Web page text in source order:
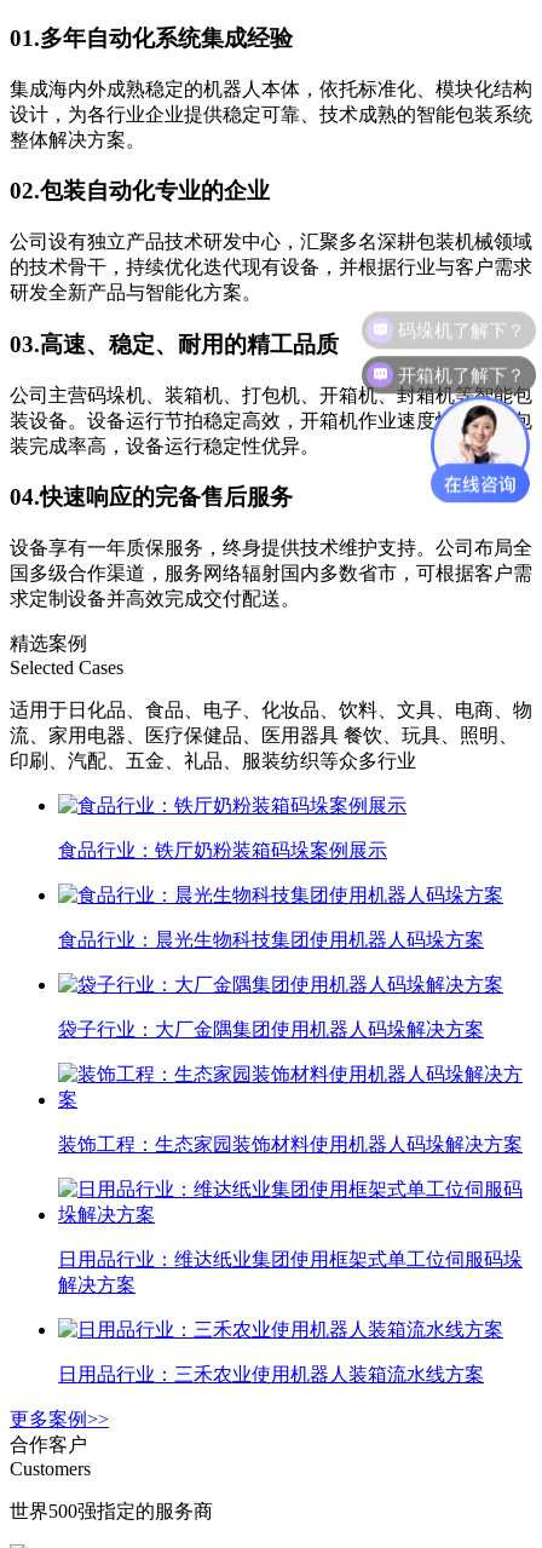
01.多年自动化系统集成经验
集成海内外成熟稳定的机器人本体，依托标准化、模块化结构
设计，为各行业企业提供稳定可靠、技术成熟的智能包装系统
整体解决方案。
02.包装自动化专业的企业
公司设有独立产品技术研发中心，汇聚多名深耕包装机械领域
的技术骨干，持续优化迭代现有设备，并根据行业与客户需求
研发全新产品与智能化方案。
03.高速、稳定、耐用的精工品质
公司主营码垛机、装箱机、打包机、开箱机、封箱机等智能包
装设备。设备运行节拍稳定高效，开箱机作业速度快、成品包
装完成率高，设备运行稳定性优异。
04.快速响应的完备售后服务
设备享有一年质保服务，终身提供技术维护支持。公司布局全
国多级合作渠道，服务网络辐射国内多数省市，可根据客户需
求定制设备并高效完成交付配送。
精选案例
Selected Cases
适用于日化品、食品、电子、化妆品、饮料、文具、电商、物
流、家用电器、医疗保健品、医用器具 餐饮、玩具、照明、
印刷、汽配、五金、礼品、服装纺织等众多行业
食品行业：铁厅奶粉装箱码垛案例展示
食品行业：晨光生物科技集团使用机器人码垛方案
袋子行业：大厂金隅集团使用机器人码垛解决方案
装饰工程：生态家园装饰材料使用机器人码垛解决方案
日用品行业：维达纸业集团使用框架式单工位伺服码垛
解决方案
日用品行业：三禾农业使用机器人装箱流水线方案
更多案例>>
合作客户
Customers
世界500强指定的服务商
码垛机了解下？
开箱机了解下？